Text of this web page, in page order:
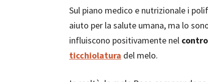
Sul piano medico e nutrizionale i
aiuto per la salute umana, ma lo
influiscono positivamente nel
ticchiolatura del melo.